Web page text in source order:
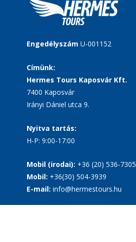
Engedélyszám U-001152
Címünk:
Hermes Tours Kaposvár Kft.
7400 Kaposvár
Irányi Dániel utca 9.
Nyitva tartás:
H-P: 9:00-17:00
Mobil (irodai): +36 (20) 536-7305
Mobil: +36(30) 504-3939
E-mail: info@hermestours.hu